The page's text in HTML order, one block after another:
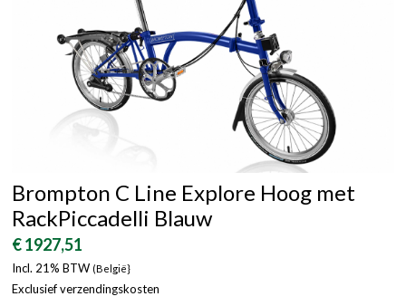
Brompton C Line Explore Hoog met
RackPiccadelli Blauw
€ 1927,51
Incl. 21% BTW (België}
Exclusief verzendingskosten